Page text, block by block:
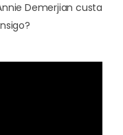
Demerjian custa